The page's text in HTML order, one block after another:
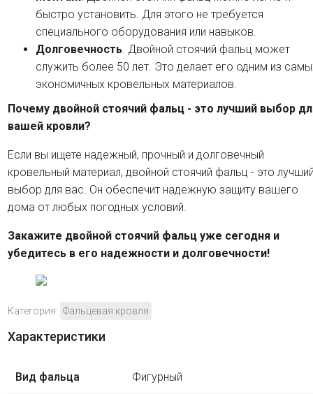
быстро установить. Для этого не требуется
специального оборудования или навыков.
Долговечность. Двойной стоячий фальц может
служить более 50 лет. Это делает его одним из
экономичных кровельных материалов.
Почему двойной стоячий фальц - это лучший выбор
вашей кровли?
Если вы ищете надежный, прочный и долговечный
кровельный материал, двойной стоячий фальц - это
выбор для вас. Он обеспечит надежную защиту вашего
дома от любых погодных условий.
Закажите двойной стоячий фальц уже сегодня и
убедитесь в его надежности и долговечности!
Категория: Фальцевая кровля
Характеристики
Вид фальца Фигурный